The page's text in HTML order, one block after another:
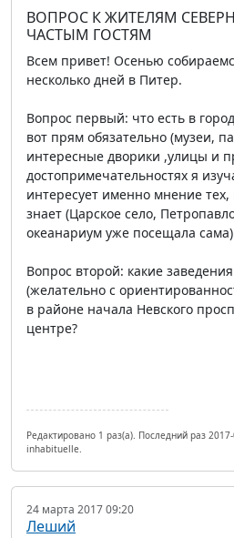
ВОПРОС К ЖИТЕЛЯМ
ЧАСТЫМ ГОСТЯМ
Всем привет! Осенью
несколько дней в Питер.
Вопрос первый: что есть в
вот прям обязательно (музеи,
интересные дворики ,улицы и
достопримечательностях я
интересует именно мнение тех,
знает (Царское село,
океанариум уже посещала
Вопрос второй: какие
(желательно с
в районе начала Невского
центре?
Редактировано 1 раз(а). Последний раз
inhabituelle.
24 марта 2017 09:20
Леший